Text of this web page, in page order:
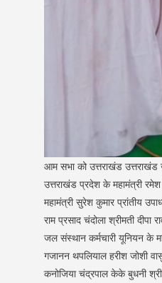
आम सभा को उत्तराखंड
उत्तराखंड प्रदेश के महामंत्री
महामंत्री सुरेश कुमार प्रांतीय
राम प्रसाद चंदोला श्रीमती
जल संस्थान कर्मचारी यूनियन के
गजानन थपलियाल हरीश जोशी
कनोजिया चंद्रपाल केके बुधनी